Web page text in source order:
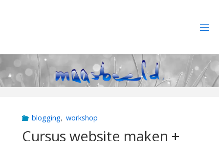
B
EE
blogging, workshop
Cursus website maken +